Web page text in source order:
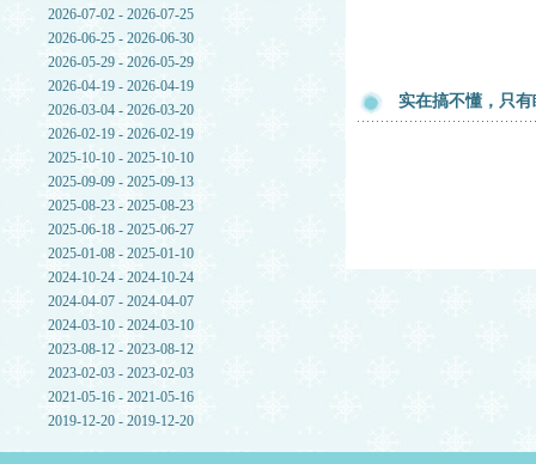
2026-07-02 - 2026-07-25
2026-06-25 - 2026-06-30
2026-05-29 - 2026-05-29
2026-04-19 - 2026-04-19
2026-03-04 - 2026-03-20
2026-02-19 - 2026-02-19
2025-10-10 - 2025-10-10
2025-09-09 - 2025-09-13
2025-08-23 - 2025-08-23
2025-06-18 - 2025-06-27
2025-01-08 - 2025-01-10
2024-10-24 - 2024-10-24
2024-04-07 - 2024-04-07
2024-03-10 - 2024-03-10
2023-08-12 - 2023-08-12
2023-02-03 - 2023-02-03
2021-05-16 - 2021-05-16
2019-12-20 - 2019-12-20
实在搞不懂，只